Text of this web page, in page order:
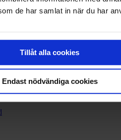
de har samlat in när du har
Tillåt alla cookies
Endast nödvändiga cookies